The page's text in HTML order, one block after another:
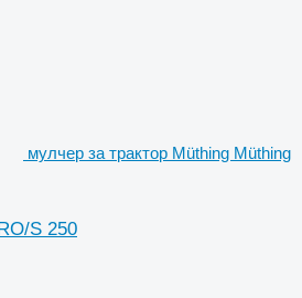
мулчер за трактор Müthing Müthing
S 250